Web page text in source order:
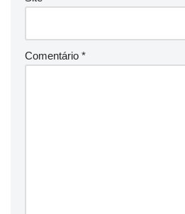
Comentário *